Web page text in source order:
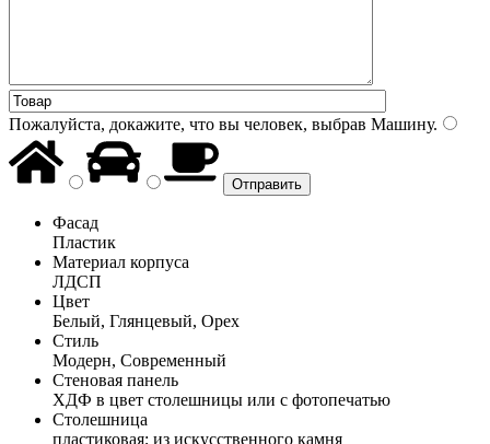
Пожалуйста, докажите, что вы человек, выбрав Машину.
Фасад
Пластик
Материал корпуса
ЛДСП
Цвет
Белый, Глянцевый, Орех
Стиль
Модерн, Современный
Стеновая панель
ХДФ в цвет столешницы или с фотопечатью
Столешница
пластиковая; из искусственного камня